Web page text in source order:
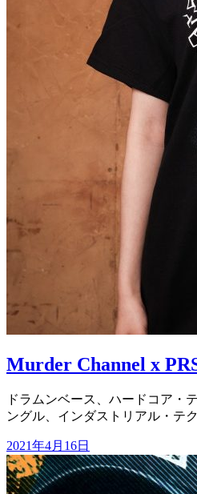
Murder Channel x
ドラムンベース、ハードコア・
ングル、インダストリアル・テ
2021年4月16日